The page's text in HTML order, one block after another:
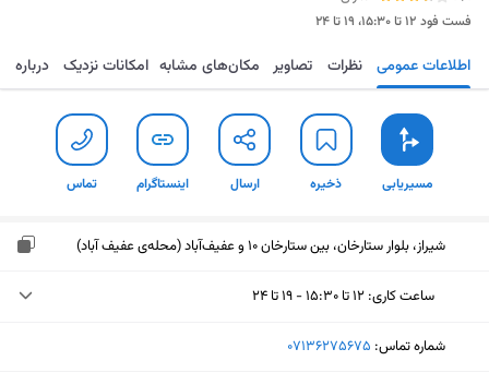
فست فود ۱۲ تا ۱۵:۳۰، ۱۹ تا ۲۴
مسیریابی ذخیره ارسال اینستاگرام اطلاعات عمومی نظرات تصاویر مکان‌های مشابه امکانات نزدیک درباره
مسیریابی ذخیره ارسال اینستاگرام تماس
شیراز، بلوار ستارخان، بین ستارخان 10 و عفیف‌آباد (محله‌ی عفیف آباد)
ساعت کاری: ۱۲ تا ۱۵:۳۰ - ۱۹ تا ۲۴
یکشنبه (امروز)
شماره تماس: ‎07136275675